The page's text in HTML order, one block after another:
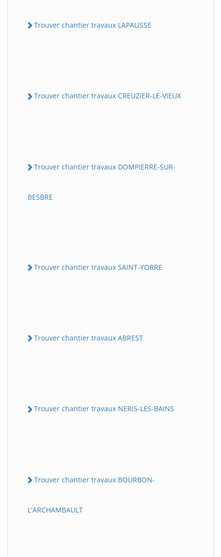
Trouver chantier travaux LAPALISSE
Trouver chantier travaux CREUZIER-LE-VIEUX
Trouver chantier travaux DOMPIERRE-SUR-
BESBRE
Trouver chantier travaux SAINT-YORRE
Trouver chantier travaux ABREST
Trouver chantier travaux NERIS-LES-BAINS
Trouver chantier travaux BOURBON-
L'ARCHAMBAULT